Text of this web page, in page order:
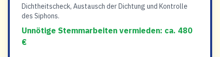
Dichtheitscheck, Austausch der Dichtung und Kontrolle
des Siphons.
Unnötige Stemmarbeiten vermieden: ca. 480
€